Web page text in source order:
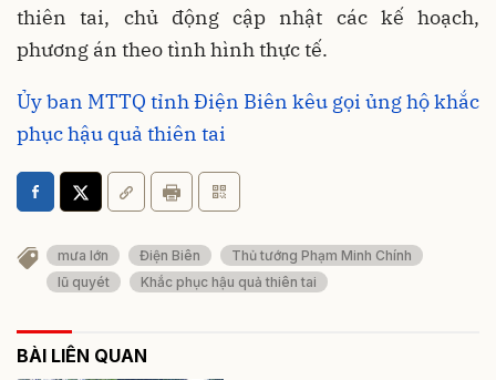
thiên tai, chủ động cập nhật các kế hoạch,
phương án theo tình hình thực tế.
Ủy ban MTTQ tỉnh Điện Biên kêu gọi ủng hộ khắc
phục hậu quả thiên tai
mưa lớn Điện Biên
Thủ tướng Phạm Minh Chính
lũ quyét
Khắc phục hậu quả thiên tai
BÀI LIÊN QUAN